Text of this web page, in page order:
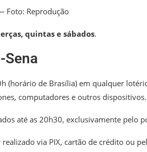
Foto: Reprodução
quintas e sábados.
Sena
(horário de Brasília) em qualquer
computadores e outros dispositivos.
até as 20h30, exclusivamente pelo
via PIX, cartão de crédito ou